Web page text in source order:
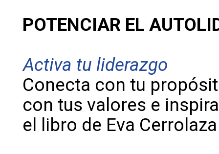
POTENCIAR EL
Activa tu liderazgo
Conecta con tu
con tus valores e
el libro de Eva